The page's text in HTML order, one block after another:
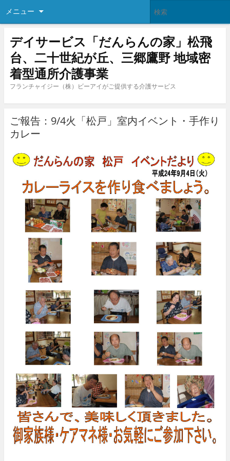
メニュー
デイサービス「だんらんの家」松飛
台、二十世紀が丘、三郷鷹野 地域密
着型通所介護事業
フランチャイジー（株）ビーアイがご提供する介護サービス
ご報告：9/4火「松戸」室内イベント・手作り
カレー